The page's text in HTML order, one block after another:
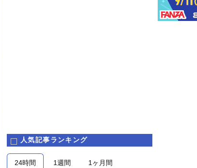
人気記事ランキング
24時間 1週間 1ヶ月間